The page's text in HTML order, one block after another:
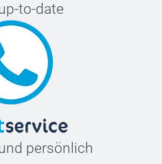
to-date
persönlich